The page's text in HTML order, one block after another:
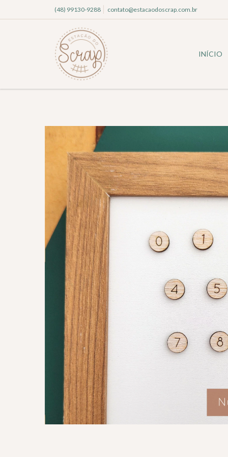
(48) 99130-9288 contato@estacaodoscrap.com.br
INÍCIO